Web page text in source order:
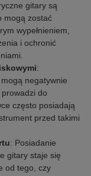
gitary są
mogą zostać
wypełnieniem,
i ochronić
:
negatywnie
do
często posiadają
przed takimi
: Posiadanie
gitary staje się
od tego, czy